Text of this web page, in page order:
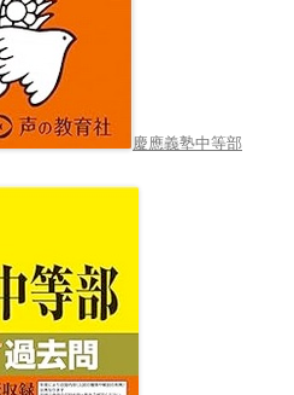
慶應義塾中等部